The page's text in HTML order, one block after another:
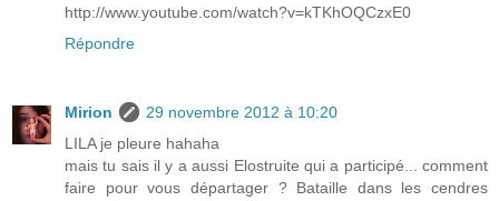
http://www.youtube.com/watch?v=kTKhOQCzxE0
Répondre
Mirion
29 novembre 2012 à 10:20
LILA je pleure hahaha
mais tu sais il y a aussi Elostruite qui a participé... comment
faire pour vous départager ? Bataille dans les cendres